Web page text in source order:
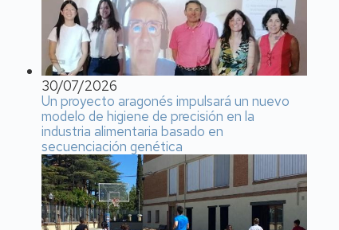
30/07/2026
Un proyecto aragonés impulsará un nuevo
modelo de higiene de precisión en la
industria alimentaria basado en
secuenciación genética